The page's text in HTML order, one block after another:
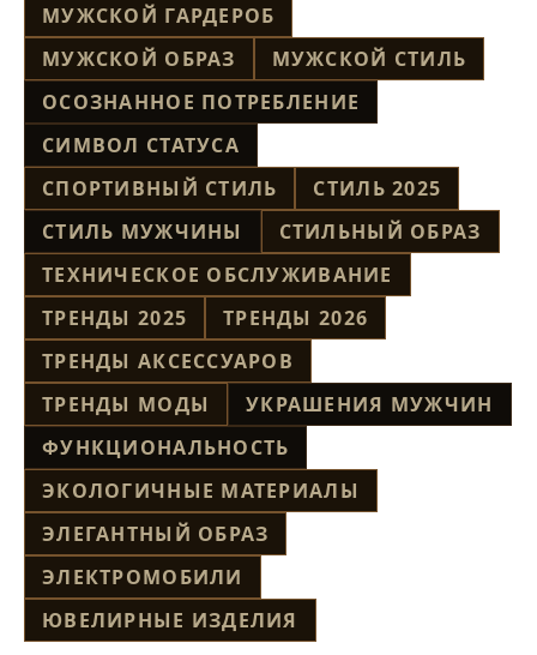
МУЖСКОЙ ГАРДЕРОБ
МУЖСКОЙ ОБРАЗ
МУЖСКОЙ СТИЛЬ
ОСОЗНАННОЕ ПОТРЕБЛЕНИЕ
СИМВОЛ СТАТУСА
СПОРТИВНЫЙ СТИЛЬ
СТИЛЬ 2025
СТИЛЬ МУЖЧИНЫ
СТИЛЬНЫЙ ОБРАЗ
ТЕХНИЧЕСКОЕ ОБСЛУЖИВАНИЕ
ТРЕНДЫ 2025
ТРЕНДЫ 2026
ТРЕНДЫ АКСЕССУАРОВ
ТРЕНДЫ МОДЫ
УКРАШЕНИЯ МУЖЧИН
ФУНКЦИОНАЛЬНОСТЬ
ЭКОЛОГИЧНЫЕ МАТЕРИАЛЫ
ЭЛЕГАНТНЫЙ ОБРАЗ
ЭЛЕКТРОМОБИЛИ
ЮВЕЛИРНЫЕ ИЗДЕЛИЯ